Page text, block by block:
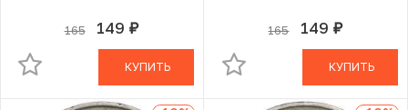
165 149 руб.
В КОРЗИНЕ
КУПИТЬ
165 149 руб.
В КОРЗИНЕ
КУПИТЬ